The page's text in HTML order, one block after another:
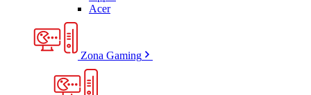
Acer
Zona Gaming